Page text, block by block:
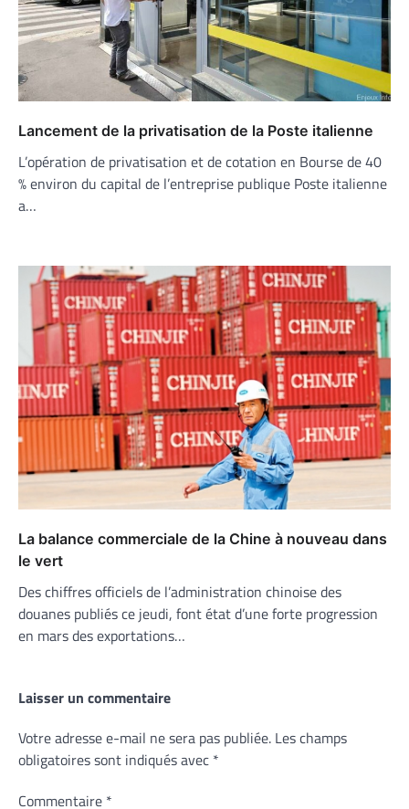
Lancement de la privatisation de la Poste italienne
L’opération de privatisation et de cotation en Bourse de 40
% environ du capital de l’entreprise publique Poste italienne
a…
La balance commerciale de la Chine à nouveau dans
le vert
Des chiffres officiels de l’administration chinoise des
douanes publiés ce jeudi, font état d’une forte progression
en mars des exportations…
Laisser un commentaire
Votre adresse e-mail ne sera pas publiée. Les champs
obligatoires sont indiqués avec *
Commentaire *